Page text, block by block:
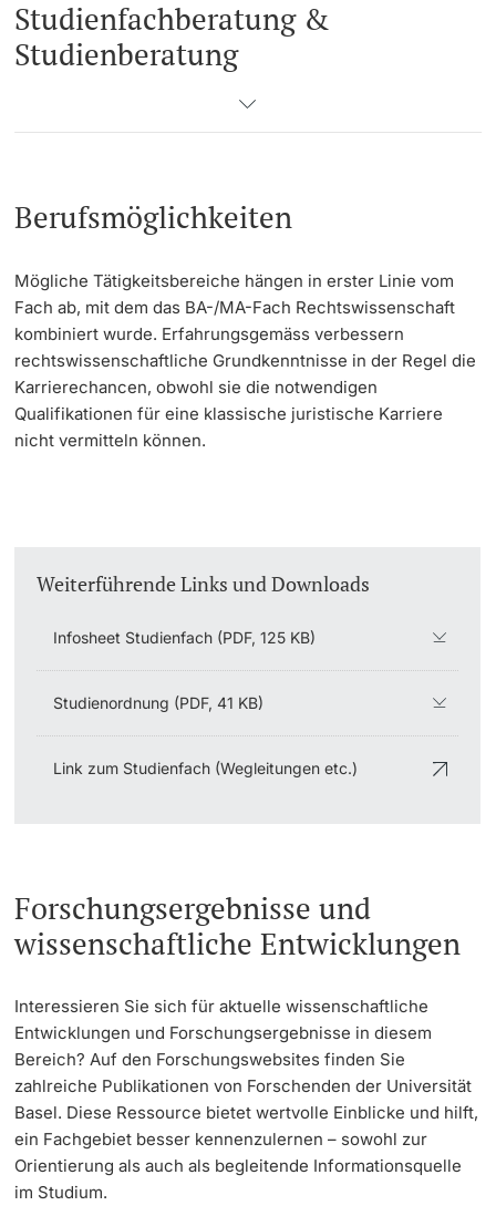
Studienfachberatung &
Studienberatung
Berufsmöglichkeiten
Mögliche Tätigkeitsbereiche hängen in erster Linie vom
Fach ab, mit dem das BA-/MA-Fach Rechtswissenschaft
kombiniert wurde. Erfahrungsgemäss verbessern
rechtswissenschaftliche Grundkenntnisse in der Regel die
Karrierechancen, obwohl sie die notwendigen
Qualifikationen für eine klassische juristische Karriere
nicht vermitteln können.
Weiterführende Links und Downloads
Infosheet Studienfach (PDF, 125 KB)
Studienordnung (PDF, 41 KB)
Link zum Studienfach (Wegleitungen etc.)
Forschungsergebnisse und
wissenschaftliche Entwicklungen
Interessieren Sie sich für aktuelle wissenschaftliche
Entwicklungen und Forschungsergebnisse in diesem
Bereich? Auf den Forschungswebsites finden Sie
zahlreiche Publikationen von Forschenden der Universität
Basel. Diese Ressource bietet wertvolle Einblicke und hilft,
ein Fachgebiet besser kennenzulernen – sowohl zur
Orientierung als auch als begleitende Informationsquelle
im Studium.